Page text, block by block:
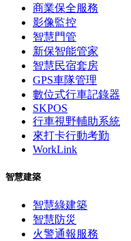
商業保全服務
影像監控
智慧門管
新保智能管家
智慧民宿套房
GPS車隊管理
數位式行車記錄器
SKPOS
行車視野輔助系統
來打卡行動考勤
WorkLink
智慧建築
智慧綠建築
智慧防災
火警通報服務